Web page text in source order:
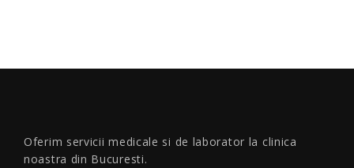
Oferim servicii medicale si de laborator la clinica
noastra din Bucuresti.